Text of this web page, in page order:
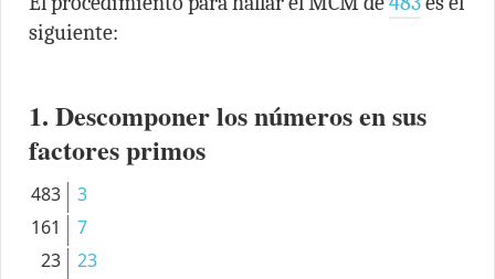
siguiente:
1. Descomponer los números en sus
factores primos
483
3
161
7
23
23